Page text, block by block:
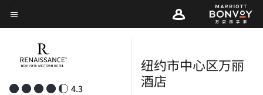
Skip
to
content
菜单文本
4.3
纽约市中心区万丽
酒店